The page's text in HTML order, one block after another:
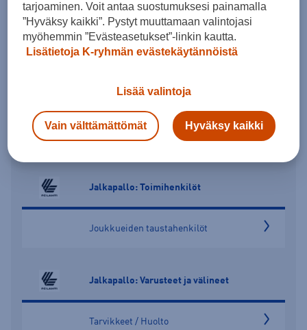
Jalkapallo: Nuoret – Seka
SQUADRA25 -Mallisto
TIRO24 -Mallisto
Jalkapallo: Toimihenkilöt
Joukkueiden taustahenkilöt
Jalkapallo: Varusteet ja välineet
Tarvikkeet / Huolto
tarjoaminen. Voit antaa suostumuksesi painamalla
”Hyväksy kaikki”. Pystyt muuttamaan valintojasi
myöhemmin ”Evästeasetukset”-linkin kautta.
Lisätietoja K-ryhmän evästekäytännöistä
Lisää valintoja
Vain välttämättömät Hyväksy kaikki